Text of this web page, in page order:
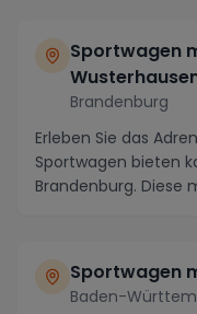
Sportwagen
Brandenburg
Erleben Sie das
Sportwagen bieten
Brandenburg. Diese
Sportwagen
Baden-